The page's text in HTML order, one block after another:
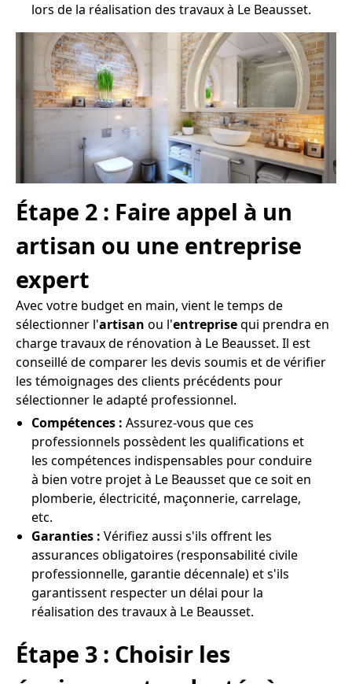
lors de la réalisation des travaux à Le Beausset.
Étape 2 : Faire appel à un
artisan ou une entreprise
expert
Avec votre budget en main, vient le temps de
sélectionner l'artisan ou l'entreprisequi prendra en
charge travaux de rénovation à Le Beausset. Il est
conseillé de comparer les devis soumis et de vérifier
les témoignages des clients précédents pour
sélectionner le adapté professionnel.
Compétences : Assurez-vous que ces
professionnels possèdent les qualifications et
les compétences indispensables pour conduire
à bien votre projet à Le Beausset que ce soit en
plomberie, électricité, maçonnerie, carrelage,
etc.
Garanties : Vérifiez aussi s'ils offrent les
assurances obligatoires (responsabilité civile
professionnelle, garantie décennale) et s'ils
garantissent respecter un délai pour la
réalisation des travaux à Le Beausset.
Étape 3 : Choisir les